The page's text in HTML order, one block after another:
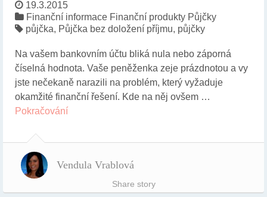
19.3.2015
Finanční informace Finanční produkty Půjčky
půjčka, Půjčka bez doložení příjmu, půjčky
Na vašem bankovním účtu bliká nula nebo záporná
číselná hodnota. Vaše peněženka zeje prázdnotou a vy
jste nečekaně narazili na problém, který vyžaduje
okamžité finanční řešení. Kde na něj ovšem …
Pokračování
Vendula Vrablová
Share story